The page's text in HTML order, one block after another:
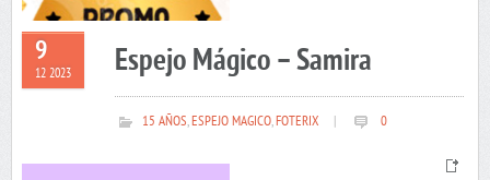
9
12 2023 Espejo Mágico – Samira
15 AÑOS,ESPEJO MAGICO,FOTERIX 0